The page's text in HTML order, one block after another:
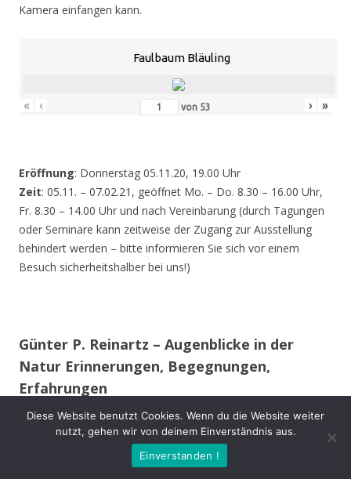
Kamera einfangen kann.
Faulbaum Bläuling
« ‹ von 53 › »
Eröffnung: Donnerstag 05.11.20, 19.00 Uhr
Zeit: 05.11. – 07.02.21, geöffnet Mo. – Do. 8.30 – 16.00 Uhr,
Fr. 8.30 – 14.00 Uhr und nach Vereinbarung (durch Tagungen
oder Seminare kann zeitweise der Zugang zur Ausstellung
behindert werden – bitte informieren Sie sich vor einem
Besuch sicherheitshalber bei uns!)
Günter P. Reinartz – Augenblicke in der
Natur Erinnerungen, Begegnungen,
Erfahrungen
Im 15. Lebensjahr erwarb ich meine erste Spiegelreflex-
Kamera. Auch während des Studiums und im späteren
Berufsleben begleitete mich meist eine Kamera.
Diese Website benutzt Cookies. Wenn du die Website weiter
nutzt, gehen wir von deinem Einverständnis aus.
Einverstanden !